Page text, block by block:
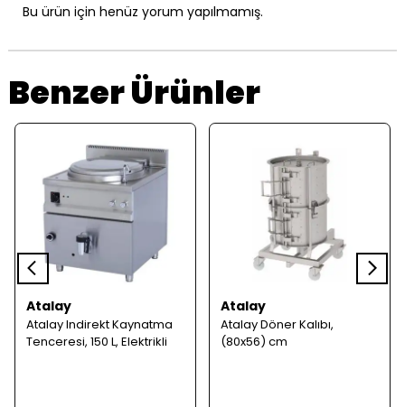
Bu ürün için henüz yorum yapılmamış.
Benzer Ürünler
Atalay
Atalay Indirekt Kaynatma
Tenceresi, 150 L, Elektrikli
Atalay
Atalay Döner Kalıbı,
(80x56) cm